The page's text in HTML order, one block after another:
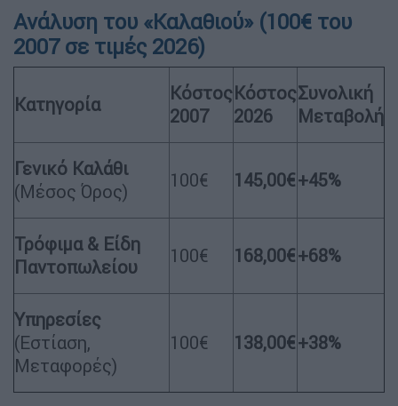
Ανάλυση του «Καλαθιού» (100€ του
2007 σε τιμές 2026)
Κατηγορία
Κόστος
2007
Κόστος
2026
Συνολική
Μεταβολή
Γενικό Καλάθι
(Μέσος Όρος)
100€ 145,00€+45%
Τρόφιμα & Είδη
Παντοπωλείου
100€ 168,00€+68%
Υπηρεσίες
(Εστίαση,
Μεταφορές)
100€ 138,00€+38%